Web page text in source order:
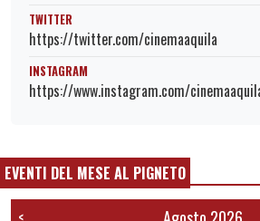
TWITTER
https://twitter.com/cinemaaquila
INSTAGRAM
https://www.instagram.com/
EVENTI DEL MESE AL PIGNETO